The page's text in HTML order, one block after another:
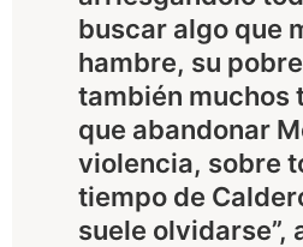
buscar algo que
hambre, su
también muchos
que abandonar
violencia, sobre
tiempo de
suele olvidarse”,